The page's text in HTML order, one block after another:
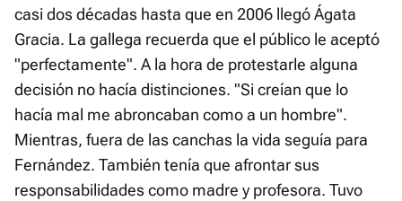
casi dos décadas hasta que en 2006 llegó Ágata
Gracia. La gallega recuerda que el público le aceptó
"perfectamente". A la hora de protestarle alguna
decisión no hacía distinciones. "Si creían que lo
hacía mal me abroncaban como a un hombre".
Mientras, fuera de las canchas la vida seguía para
Fernández. También tenía que afrontar sus
responsabilidades como madre y profesora. Tuvo